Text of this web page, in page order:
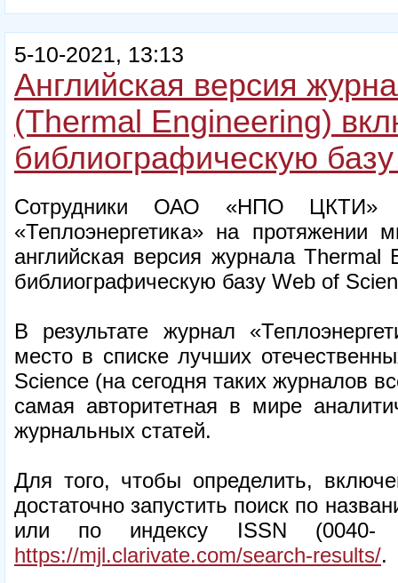
5-10-2021, 13:13
Английская версия
(Thermal Engineering)
библиографическую
Сотрудники ОАО «НПО ЦКТИ»
«Теплоэнергетика» на протяжении
английская версия журнала
библиографическую базу Web of
В результате журнал
место в списке лучших
Science (на сегодня таких журналов
самая авторитетная в мире
журнальных статей.
Для того, чтобы определить,
достаточно запустить поиск по
или по индексу ISSN (0040-
https://mjl.clarivate.com/search-results/.